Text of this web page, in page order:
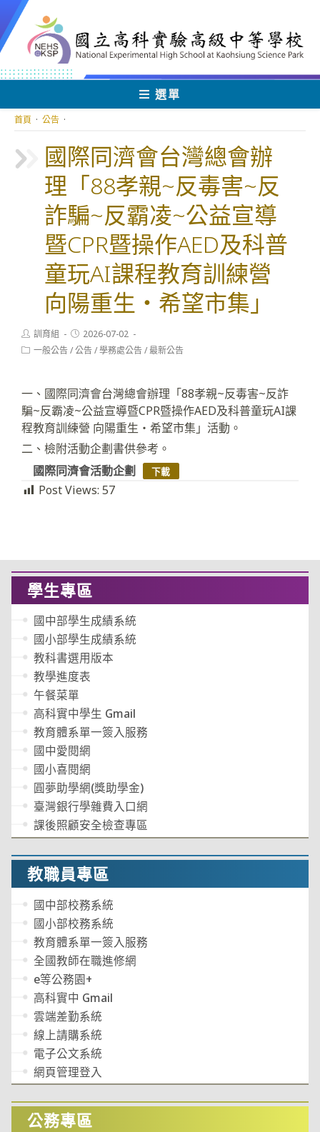
轉
至
要
容
選單
國際同濟會台灣總會辦
理「88孝親~反毒害~反
詐騙~反霸凌~公益宣導
暨CPR暨操作AED及科普
童玩AI課程教育訓練營
向陽重生・希望市集」
首頁 · 公告 ·
Post
author:
訓育組
Post
published:
2026-07-02
Post一般公告/公告/學務處公告/最新公告
一、國際同濟會台灣總會辦理「88孝親~反毒害~反詐
騙~反霸凌~公益宣導暨CPR暨操作AED及科普童玩AI課
程教育訓練營 向陽重生・希望市集」活動。
二、檢附活動企劃書供參考。
國際同濟會活動企劃
下載
Post Views: 57
學生專區
國中部學生成績系統
國小部學生成績系統
教科書選用版本
教學進度表
午餐菜單
高科實中學生 Gmail
教育體系單一簽入服務
國中愛閱網
國小喜閱網
圓夢助學網(獎助學金)
臺灣銀行學雜費入口網
課後照顧安全檢查專區
教職員專區
國中部校務系統
國小部校務系統
教育體系單一簽入服務
全國教師在職進修網
e等公務園+
高科實中 Gmail
雲端差勤系統
線上請購系統
電子公文系統
網頁管理登入
公務專區